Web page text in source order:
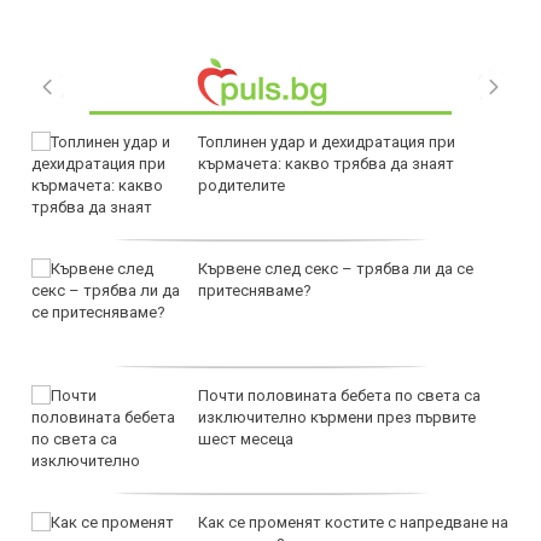
Топлинен удар и дехидратация при
кърмачета: какво трябва да знаят
родителите
Кървене след секс – трябва ли да се
притесняваме?
Почти половината бебета по света са
изключително кърмени през първите
шест месеца
Как се променят костите с напредване на